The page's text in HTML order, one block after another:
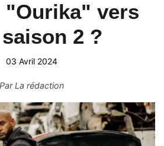
"Ourika" vers
2 ?
03 Avril 2024
ParLa rédaction